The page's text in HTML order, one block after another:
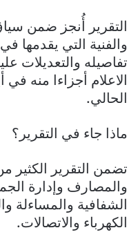
التقرير أُنجز ضمن
الاعلام أجزاءا منه
الحالي.
ماذا جاء في التقرير؟
تضمن التقرير الكثير
والمصارف وإدارة
الشفافية والمساءلة
الكهرباء والاتصالات.